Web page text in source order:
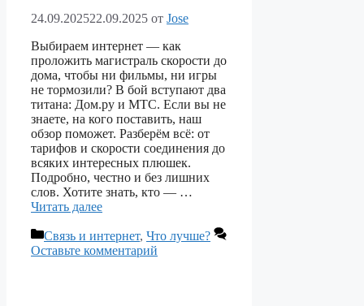
24.09.202522.09.2025 от Jose
Выбираем интернет — как
проложить магистраль скорости до
дома, чтобы ни фильмы, ни игры
не тормозили? В бой вступают два
титана: Дом.ру и МТС. Если вы не
знаете, на кого поставить, наш
обзор поможет. Разберём всё: от
тарифов и скорости соединения до
всяких интересных плюшек.
Подробно, честно и без лишних
слов. Хотите знать, кто — …
Читать далее
Рубрики
Связь и интернет, Что лучше?
Оставьте комментарий